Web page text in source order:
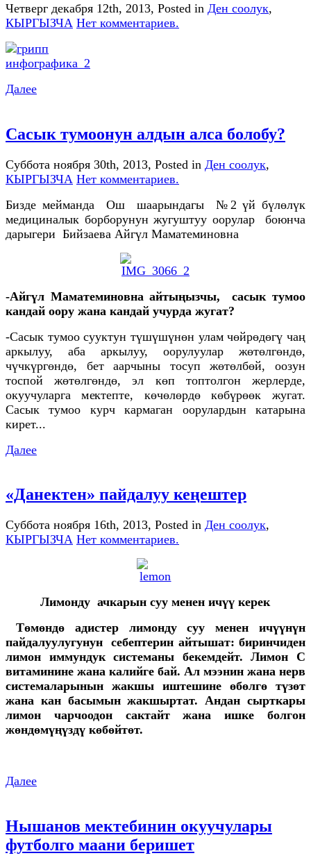
Четверг декабря 12th, 2013, Posted in Ден соолук,
КЫРГЫЗЧА Нет комментариев.
Далее
Сасык тумоонун алдын алса болобу?
Суббота ноября 30th, 2013, Posted in Ден соолук,
КЫРГЫЗЧА Нет комментариев.
Бизде мейманда Ош шаарындагы №2 үй бүлөлүк
медициналык борборунун жугуштуу оорулар боюнча
дарыгери Бийзаева Айгүл Маматеминовна
-Айгүл Маматеминовна айтыңызчы, сасык тумоо
кандай оору жана кандай учурда жугат?
-Сасык тумоо сууктун түшүшүнөн улам чөйрөдөгү чаң
аркылуу, аба аркылуу, оорулуулар жөтөлгөндө,
чүчкүргөндө, бет аарчыны тосуп жөтөлбөй, оозун
тоспой жөтөлгөндө, эл көп топтолгон жерлерде,
окуучуларга мектепте, көчөлөрдө көбүрөөк жугат.
Сасык тумоо курч кармаган оорулардын катарына
кирет...
Далее
«Данектен» пайдалуу кеңештер
Суббота ноября 16th, 2013, Posted in Ден соолук,
КЫРГЫЗЧА Нет комментариев.
Лимонду ачкарын суу менен ичүү керек
Төмөндө адистер лимонду суу менен ичүүнүн
пайдалуулугунун себептерин айтышат: биринчиден
лимон иммундук системаны бекемдейт. Лимон С
витаминине жана калийге бай. Ал мээнин жана нерв
системаларынын жакшы иштешине өбөлгө түзөт
жана кан басымын жакшыртат. Андан сырткары
лимон чарчоодон сактайт жана ишке болгон
жөндөмүңүздү көбөйтөт.
Далее
Нышанов мектебинин окуучулары
футболго маани беришет